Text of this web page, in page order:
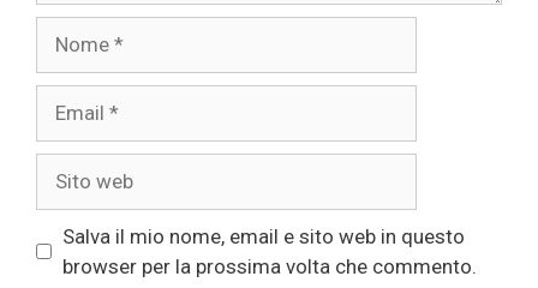
web
Salva il mio nome, email e sito web in questo
browser per la prossima volta che commento.